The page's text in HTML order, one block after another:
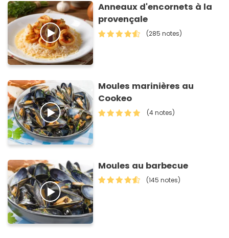
Anneaux d'encornets à la
provençale
(285 notes)
Moules marinières au
Cookeo
(4 notes)
Moules au barbecue
(145 notes)